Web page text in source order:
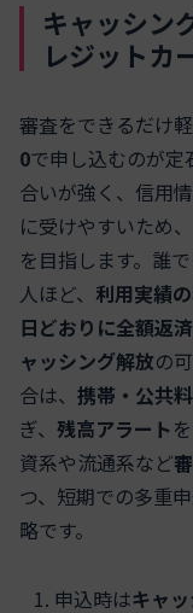
キャッシン
レジットカ
審査をできるだけ
0で申し込むのが定
合いが強く、信用
に受けやすいため
を目指します。誰
人ほど、 利用実績
日どおりに全額返済
ャッシング解放の
合は、 携帯・公共
ぎ、 残高アラート
資系や流通系など
つ、短期での多重
略です。
申込時はキャ